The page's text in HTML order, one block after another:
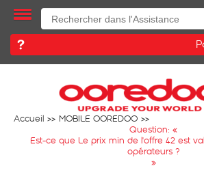
Accueil
MOBILE OOREDOO
Question: «
Est-ce que Le prix min de l'offre 42 est
opérateurs ?
»